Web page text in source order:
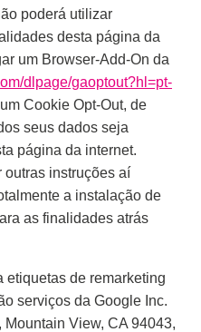
poderá utilizar
desta página da
um Browser-Add-On da
dlpage/gaoptout?hl=pt-
Cookie Opt-Out, de
seus dados seja
página da internet.
outras instruções aí
a instalação de
as finalidades atrás
etiquetas de remarketing
serviços da Google Inc.
View, CA 94043,